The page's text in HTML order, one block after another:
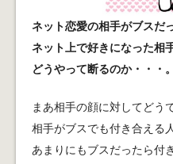
ネット恋愛の相手がブスだ
ネット上で好きになった相
どうやって断るのか・・・。
まあ相手の顔に対してどう
相手がブスでも付き合える
あまりにもブスだったら付